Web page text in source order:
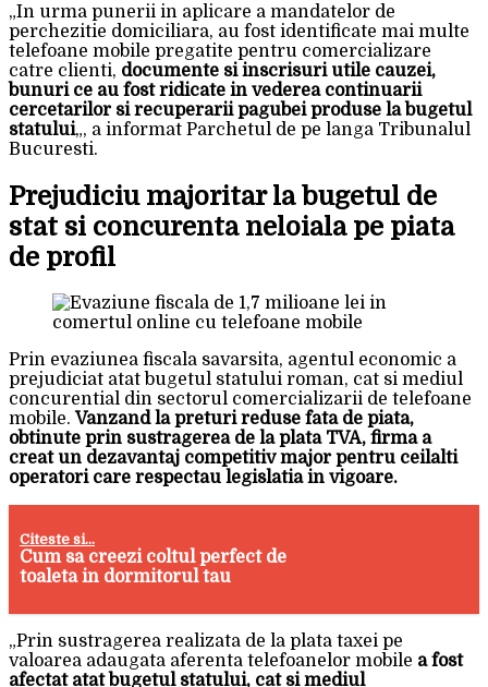
„In urma punerii in aplicare a mandatelor de
perchezitie domiciliara, au fost identificate mai multe
telefoane mobile pregatite pentru comercializare
catre clienti, documente si inscrisuri utile cauzei,
bunuri ce au fost ridicate in vederea continuarii
cercetarilor si recuperarii pagubei produse la bugetul
statului„, a informat Parchetul de pe langa Tribunalul
Bucuresti.
Prejudiciu majoritar la bugetul de
stat si concurenta neloiala pe piata
de profil
Prin evaziunea fiscala savarsita, agentul economic a
prejudiciat atat bugetul statului roman, cat si mediul
concurential din sectorul comercializarii de telefoane
mobile. Vanzand la preturi reduse fata de piata,
obtinute prin sustragerea de la plata TVA, firma a
creat un dezavantaj competitiv major pentru ceilalti
operatori care respectau legislatia in vigoare.
Citeste si...
Cum sa creezi coltul perfect de
toaleta in dormitorul tau
„Prin sustragerea realizata de la plata taxei pe
valoarea adaugata aferenta telefoanelor mobile a fost
afectat atat bugetul statului, cat si mediul